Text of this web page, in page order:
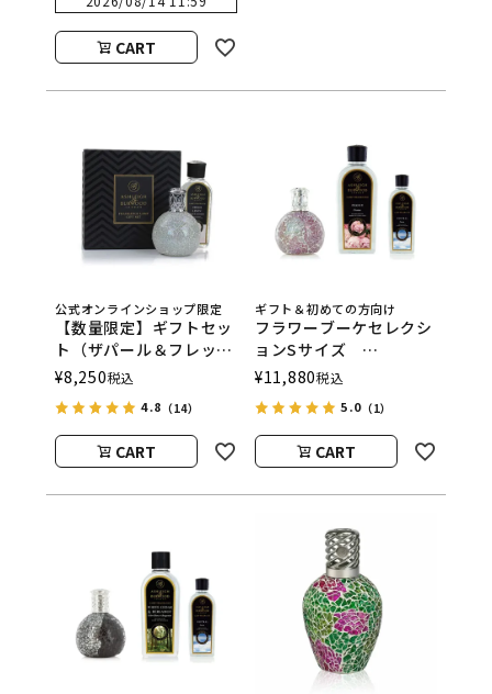
CART
公式オンラインショップ限定
【数量限定】ギフトセッ
ト（ザパール＆フレッシ
ュリネン）
ASHLEIGH&BURWOOD
（アシュレイアンドバー
ウッド）
¥8,250税込
4.8 （14）
CART
ギフト＆初めての方向け
フラワーブーケセレクシ
ョンSサイズ
ASHLEIGH&BURWOOD
（アシュレイアンドバー
ウッド）
¥11,880税込
5.0（1）
CART